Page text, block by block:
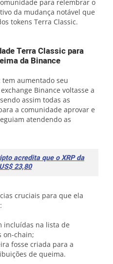
para relembrar o
da mudança notável que
tokens Terra Classic.
Terra Classic para
da Binance
tem aumentado seu
Binance voltasse a
assim todas as
a comunidade aprovar e
atendendo as
acredita que o XRP da
23,80
cruciais para que ela
incluídas na lista de
on-chain;
fosse criada para a
de queima.